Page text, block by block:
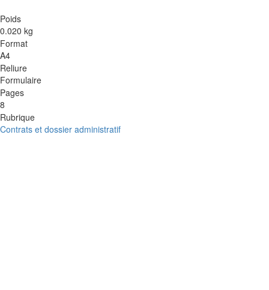
Poids
0.020 kg
Format
A4
Reliure
Formulaire
Pages
8
Rubrique
Contrats et dossier administratif